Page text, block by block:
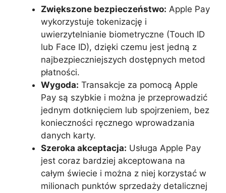
Zwiększone bezpieczeństwo: Apple Pay
wykorzystuje tokenizację i
uwierzytelnianie biometryczne (Touch ID
lub Face ID), dzięki czemu jest jedną z
najbezpieczniejszych dostępnych metod
płatności.
Wygoda: Transakcje za pomocą Apple
Pay są szybkie i można je przeprowadzić
jednym dotknięciem lub spojrzeniem, bez
konieczności ręcznego wprowadzania
danych karty.
Szeroka akceptacja: Usługa Apple Pay
jest coraz bardziej akceptowana na
całym świecie i można z niej korzystać w
milionach punktów sprzedaży detalicznej